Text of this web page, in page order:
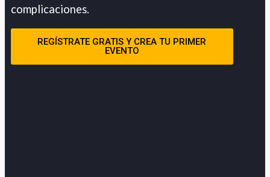
complicaciones.
REGÍSTRATE GRATIS Y CREA TU PRIMER
EVENTO